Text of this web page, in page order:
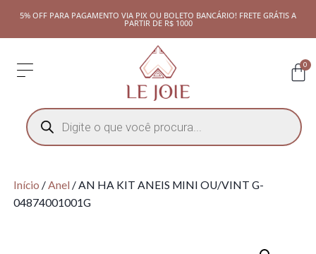
5% OFF PARA PAGAMENTO VIA PIX OU BOLETO BANCÁRIO! FRETE GRÁTIS A
PARTIR DE R$ 1000
0
Início /Anel / AN HA KIT ANEIS MINI OU/VINT G-
04874001001G